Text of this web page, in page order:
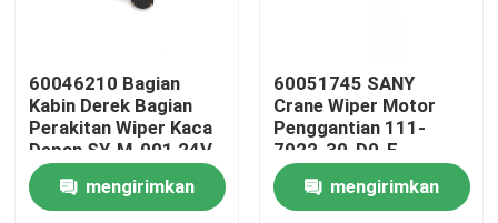
Rumah
60046210 Bagian
Kabin Derek Bagian
Perakitan Wiper Kaca
Depan SY-M-001 24V
mengirimkan
60051745 SANY
Crane Wiper Motor
Penggantian 111-
7022-30-D0-E
mengirimkan